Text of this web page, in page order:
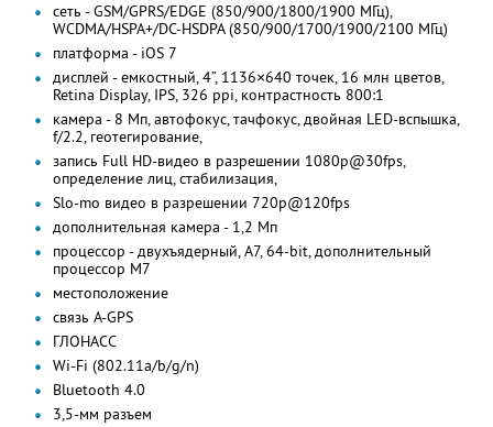
сеть - GSM/GPRS/EDGE (850/900/1800/1900 МГц),
WCDMA/HSPA+/DC-HSDPA (850/900/1700/1900/2100 МГц)
платформа - iOS 7
дисплей - емкостный, 4”, 1136×640 точек, 16 млн цветов,
Retina Display, IPS, 326 ppi, контрастность 800:1
камера - 8 Мп, автофокус, тачфокус, двойная LED-вспышка,
f/2.2, геотегирование,
запись Full HD-видео в разрешении 1080p@30fps,
определение лиц, стабилизация,
Slo-mo видео в разрешении 720p@120fps
дополнительная камера - 1,2 Мп
процессор - двухъядерный, A7, 64-bit, дополнительный
процессор М7
местоположение
связь A-GPS
ГЛОНАСС
Wi-Fi (802.11a/b/g/n)
Bluetooth 4.0
3,5-мм разъем